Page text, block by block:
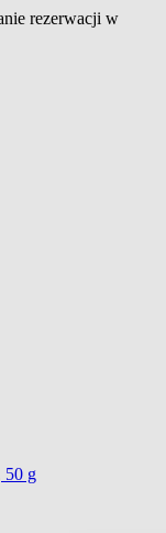
rezerwacji w
50 g